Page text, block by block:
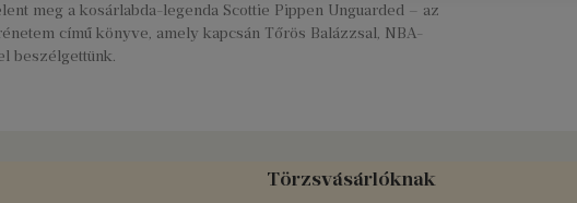
meg a kosárlabda-legenda Scottie Pippen Unguarded – az
című könyve, amely kapcsán Tőrös Balázzsal, NBA-
beszélgettünk.
Törzsvásárlóknak